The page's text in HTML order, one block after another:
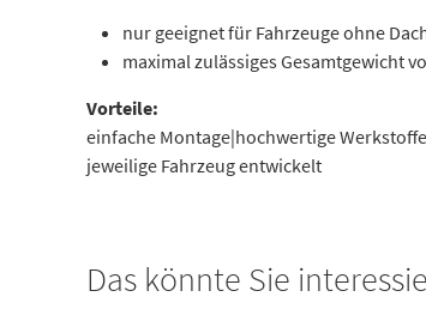
nur geeignet für Fahrzeuge ohne
maximal zulässiges Gesamtgewicht
Vorteile:
einfache Montage|hochwertige
jeweilige Fahrzeug entwickelt
Das könnte Sie